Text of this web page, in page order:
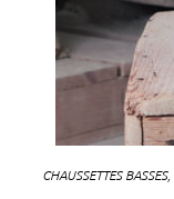
CHAUSSETTES BASSES,